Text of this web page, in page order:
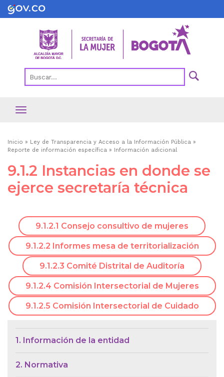
Pasar
al
Ruta
navegación
Inicio
Ley de Transparencia y Acceso a la Información Pública
Reporte de información específica
Información adicional
Menú de Contexto de Ley de
1. Información de la entidad
2. Normativa
9.1.2 Instancias en donde se
ejerce secretaría técnica
9.1.2.1 Consejo consultivo de mujeres
9.1.2.2 Informes mesa de territorialización
9.1.2.3 Comité Distrital de Auditoría
9.1.2.4 Comisión Intersectorial de Mujeres
9.1.2.5 Comisión Intersectorial de Cuidado